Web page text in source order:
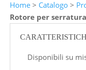
Home> Catalogo>
Rotore per
Disponibili su